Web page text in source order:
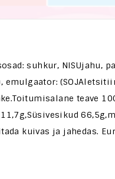
suhkur, NISUjahu,
teave
kuivas ja jahedas.